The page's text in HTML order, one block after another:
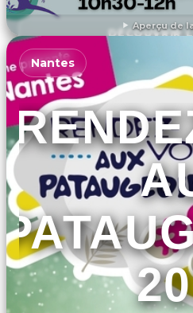
Aperçu de
DÉCOUVRIR
Nantes